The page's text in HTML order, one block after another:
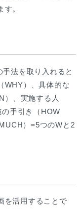
。
法を取り入れると
WHY）、具体的な
）、実施する人
の手引き（HOW
）=5つのWと2
を活用することで